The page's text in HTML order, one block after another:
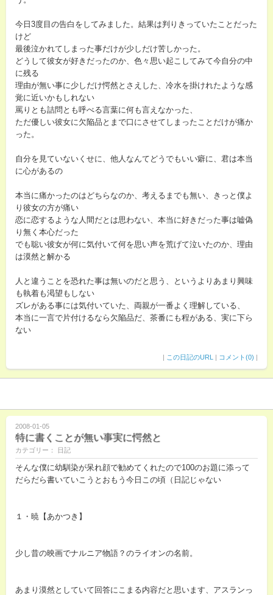
今日3度目の告白をしてみました。結果は判りきっていたことだった
けど
最後泣かれてしまった事だけが少しだけ苦しかった。
どうして彼女が好きだったのか、色々思い起こしてみて今自分の中
に残る
理由が無い事に少しだけ愕然とさえした、冷水を掛けれたような感
覚に近いかもしれない
罵りとも詰問とも呼べる言葉に何も言えなかった、
ただ優しい彼女に欠陥品とまで口にさせてしまったことだけが痛か
った。
自分を見ていないくせに、他人なんてどうでもいい癖に、君は本当
に心があるの
本当に痛かったのはどちらなのか、考えるまでも無い、きっと僕よ
り彼女の方が痛い
恋に恋するような人間だとは思わない、本当に好きだった事は嘘偽
り無く本心だった
でも聡い彼女が何に気付いて何を思い声を荒げて泣いたのか、理由
は漠然と解かる
人と違うことを恐れた事は無いのだと思う、というよりあまり興味
も執着も渇望もしない
ズレがある事には気付いていた、両親が一番よく理解している、
本当に一言で片付けるなら欠陥品だ、茶番にも程がある、実に下ら
ない
| この日記のURL | コメント(0) |
2008-01-05
特に書くことが無い事実に愕然と
カテゴリー： 日記
そんな僕に幼馴染が呆れ顔で勧めてくれたので100のお題に添って
だらだら書いていこうとおもう今日この頃（日記じゃない
１・暁【あかつき】
少し昔の映画でナルニア物語？のライオンの名前。
あまり漠然としていて回答にこまる内容だと思います、アスランっ